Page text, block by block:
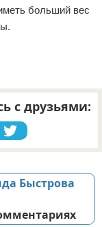
больший вес
с друзьями:
Быстрова